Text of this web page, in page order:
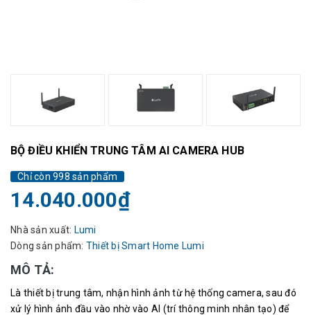
BỘ ĐIỀU KHIỂN TRUNG TÂM AI CAMERA HUB
Chỉ còn 998 sản phẩm
14.040.000₫
Nhà sản xuất: Lumi
Dòng sản phẩm: Thiết bị Smart Home Lumi
MÔ TẢ:
Là thiết bị trung tâm, nhận hình ảnh từ hệ thống camera, sau đó
xử lý hình ảnh đầu vào nhờ vào AI (trí thông minh nhân tạo) để